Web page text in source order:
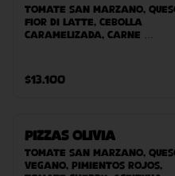
Tomate San Marzano,
Fior Di Latte, cebolla
caramelizada, carne
$13.100
Pizzas Olivia
Tomate San Marzano,
Vegano, pimientos rojos,